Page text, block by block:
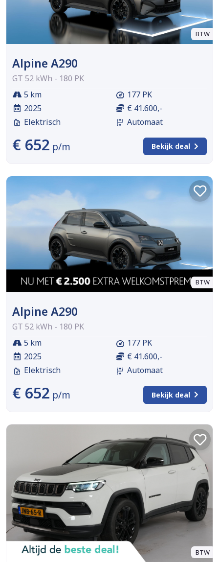
BTW
Alpine A290
GT 52 kWh - 180 PK
5 km
2025
Elektrisch
177 PK
€ 41.600,-
Automaat
€ 652 p/m Bekijk deal
BTW
Alpine A290
GT 52 kWh - 180 PK
5 km
2025
Elektrisch
177 PK
€ 41.600,-
Automaat
€ 652 p/m Bekijk deal
BTW